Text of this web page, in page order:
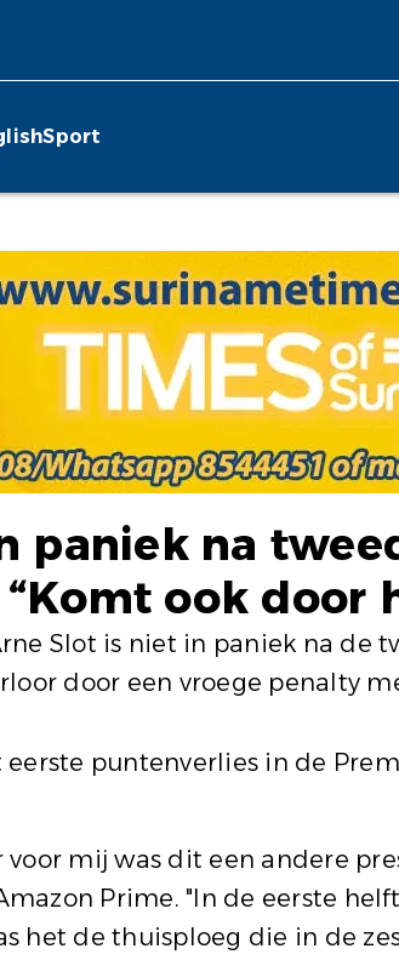
Sport
paniek na
ook door
Slot is niet in paniek na de
door een vroege penalty
puntenverlies in de
mij was dit een andere
Prime. "In de eerste
het de thuisploeg die in de